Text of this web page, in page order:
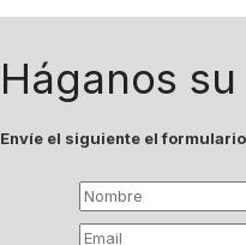
Háganos
Envíe el siguiente el